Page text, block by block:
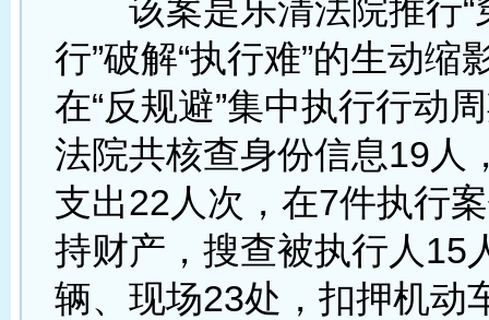
该案是乐清法院推行“
行”破解“执行难”的生动缩
在“反规避”集中执行行动
法院共核查身份信息19人
支出22人次，在7件执行
持财产，搜查被执行人15
辆、现场23处，扣押机动